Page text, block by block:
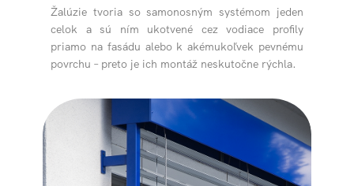
Žalúzie tvoria so samonosným systémom jeden
celok a sú ním ukotvené cez vodiace profily
priamo na fasádu alebo k akémukoľvek pevnému
povrchu – preto je ich montáž neskutočne rýchla.